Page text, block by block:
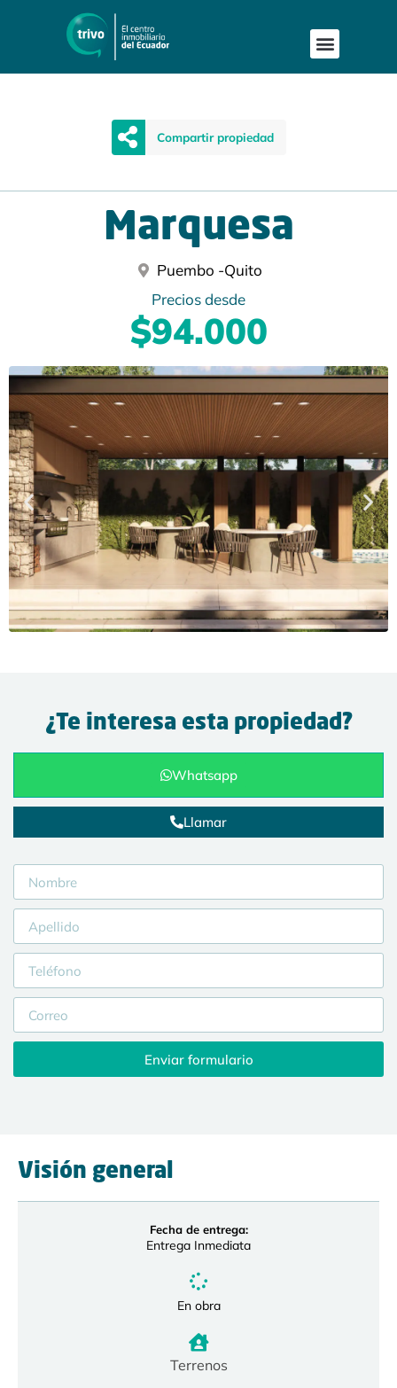
Compartir propiedad
Marquesa
Puembo -Quito
Precios desde
$94.000
Visión general
Fecha de entrega:
Entrega Inmediata
En obra
Terrenos
¿Te interesa esta propiedad?
Whatsapp
Llamar
Enviar formulario